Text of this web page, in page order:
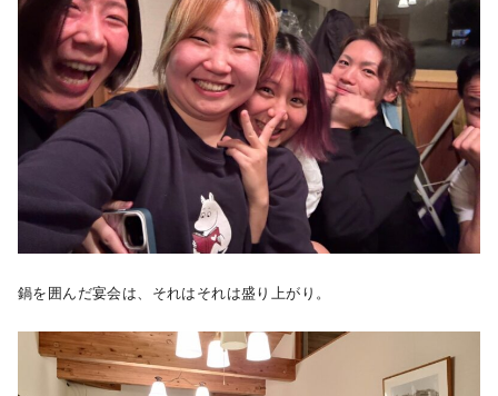
鍋を囲んだ宴会は、それはそれは盛り上がり。